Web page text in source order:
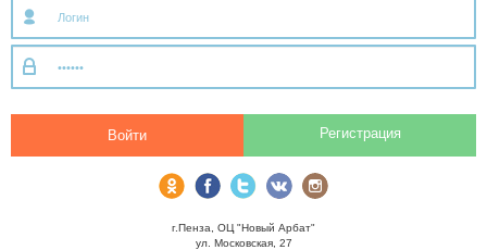
Регистрация
г.Пенза, ОЦ "Новый Арбат"
ул. Московская, 27